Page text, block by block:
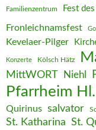
Familienzentrum Fest
Fronleichnamsfest
Kevelaer-Pilger
Konzerte Kölsch Hätz
MittWORT Niehl
Pfarrheim
Quirinus salvator
St. Katharina St.